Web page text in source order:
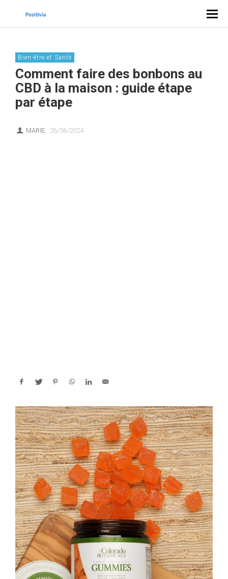
Bien-être et Santé
Comment faire des bonbons au
CBD à la maison : guide étape
par étape
MARIE 26/06/2024